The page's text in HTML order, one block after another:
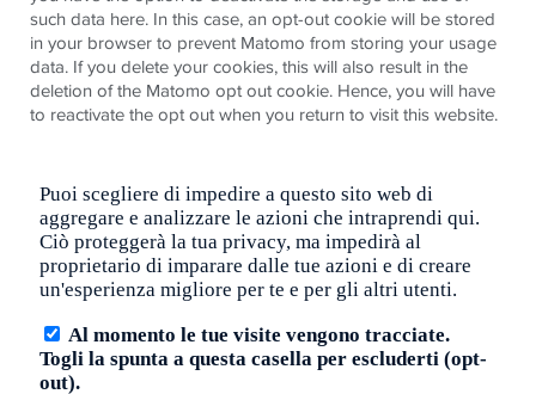
such data here. In this case, an opt-out cookie will be stored
in your browser to prevent Matomo from storing your usage
data. If you delete your cookies, this will also result in the
deletion of the Matomo opt out cookie. Hence, you will have
to reactivate the opt out when you return to visit this website.